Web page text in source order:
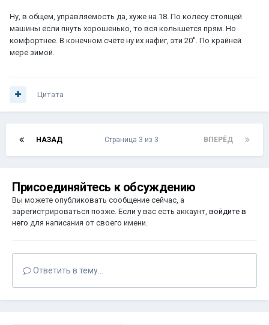
Ну, в общем, управляемость да, хуже на 18. По колесу стоящей
машины если пнуть хорошенько, то вся колышется прям. Но
комфортнее. В конечном счёте ну их нафиг, эти 20". По крайней
мере зимой.
Цитата
НАЗАД ВПЕРЁД
Страница 3 из 3
Присоединяйтесь к обсуждению
Вы можете опубликовать сообщение сейчас, а
зарегистрироваться позже. Если у вас есть аккаунт, войдите в
него для написания от своего имени.
Ответить в тему...